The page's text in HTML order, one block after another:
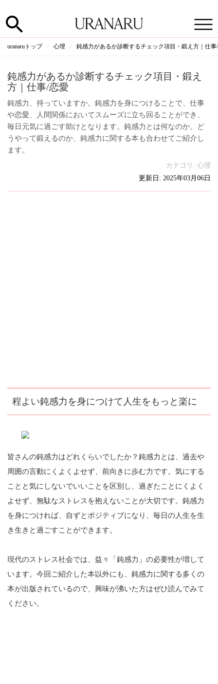
uranaruトップ 心理 鈍感力があるか診断するチェック項目・鍛え方｜仕事
鈍感力があるか診断するチェック項目・鍛え
方｜仕事/恋愛
鈍感力、持っていますか。鈍感力を身につけることで、仕事
や恋愛、人間関係においてスムーズに立ち回ることができ、
毎日元気に過ごす助けとなります。鈍感力とは何なのか、ど
うやって鍛えるのか、鈍感力に関する本も合わせてご紹介し
ます。
カテゴリ: 心理
更新日: 2025年03月06日
程よい鈍感力を身につけて人生をもっと楽に
皆さんの鈍感力はどれくらいでしたか？鈍感力とは、過去や
周囲の言動にくよくよせず、前向きに歩む力です。気にする
ことと気にしないでいいことを区別し、過ぎたことにくよく
よせず、無駄なストレスを抱えないことが大切です。鈍感力
を身につければ、自ずとポジティブになり、毎日の人生を生
き生きと過ごすことができます。
現代のストレス社会では、益々「鈍感力」の必要性が増して
います。今回ご紹介した本以外にも、鈍感力に関する多くの
本が出版されているので、興味が沸いた方はぜひ読んでみて
ください。